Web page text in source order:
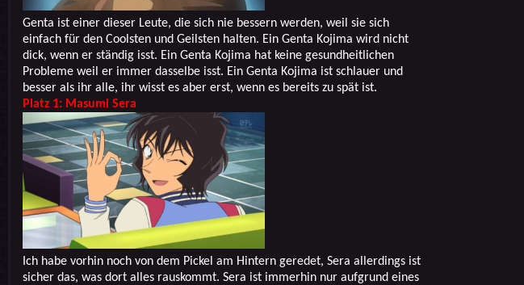
Genta ist einer dieser Leute, die sich nie bessern werden, weil sie sich
einfach für den Coolsten und Geilsten halten. Ein Genta Kojima wird nicht
dick, wenn er ständig isst. Ein Genta Kojima hat keine gesundheitlichen
Probleme weil er immer dasselbe isst. Ein Genta Kojima ist schlauer und
besser als ihr alle, ihr wisst es aber erst, wenn es bereits zu spät ist.
Platz 1: Masumi Sera
Ich habe vorhin noch von dem Pickel am Hintern geredet, Sera allerdings ist
sicher das, was dort alles rauskommt. Sera ist immerhin nur aufgrund eines